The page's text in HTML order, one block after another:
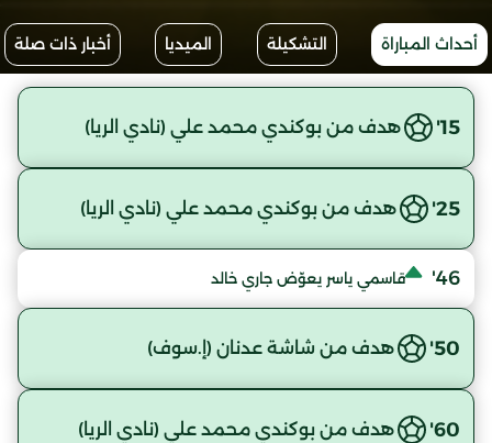
أحداث المباراة التشكيلة الميديا أخبار ذات صلة
15' هدف من بوكندي محمد علي (نادي الريا)
25' هدف من بوكندي محمد علي (نادي الريا)
46' قاسمي ياسر يعوّض جاري خالد
50' هدف من شاشة عدنان (إ.سوف)
60' هدف من بوكندي محمد علي (نادي الريا)